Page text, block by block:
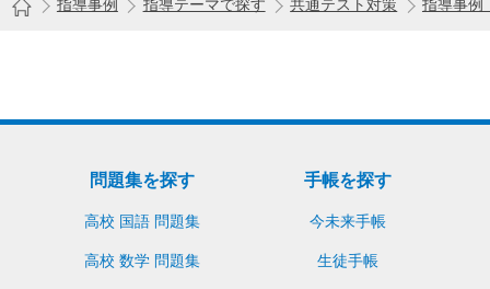
指導事例
指導テーマで探す 共通テスト対策 指導事例
問題集を探す
高校 国語 問題集
高校 数学 問題集
手帳を探す
今未来手帳
生徒手帳